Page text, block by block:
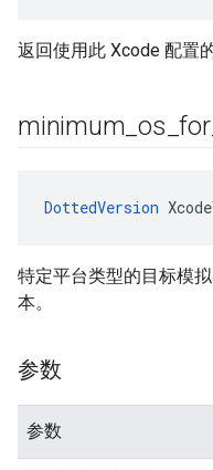
返回使用此 Xcode 配置
minimum _os _for_
DottedVersion
特定平台类型的目标模
本。
参数
参数